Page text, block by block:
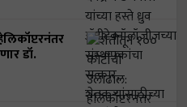
डॉ.